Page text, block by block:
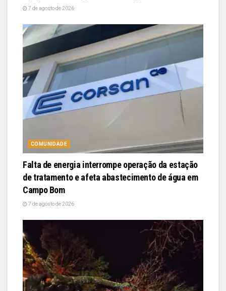
7 de agosto de 2026
COMUNIDADE
Falta de energia interrompe operação da estação
de tratamento e afeta abastecimento de água em
Campo Bom
7 de agosto de 2026